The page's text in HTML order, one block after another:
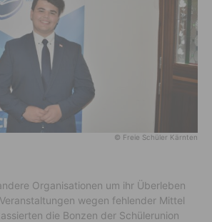
© Freie Schüler Kärnten
Organisationen um ihr Überleben
wegen fehlender Mittel
die Bonzen der Schülerunion